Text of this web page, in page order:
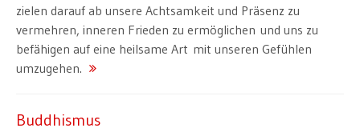
zielen darauf ab unsere Achtsamkeit und Präsenz zu
vermehren, inneren Frieden zu ermöglichen und uns zu
befähigen auf eine heilsame Art mit unseren Gefühlen
umzugehen.
Buddhismus